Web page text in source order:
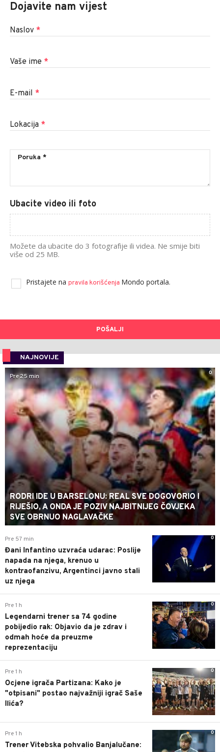
Dojavite nam vijest
Naslov *
Vaše ime *
E-mail *
Lokacija *
Ubacite video ili foto
Možete da ubacite do 3 fotografije ili videa. Ne smije biti
više od 25 MB.
Pristajete na pravila korišćenja Mondo portala.
POŠALJI
NAJNOVIJE
0
Pre 25 min
RODRI IDE U BARSELONU: REAL SVE DOGOVORIO I
RIJEŠIO, A ONDA JE POZIV NAJBITNIJEG ČOVJEKA
SVE OBRNUO NAGLAVAČKE
0
Pre 57 min
Đani Infantino uzvraća udarac: Poslije
napada na njega, krenuo u
kontraofanzivu, Argentinci javno stali
uz njega
0
Pre 1 h
Legendarni trener sa 74 godine
pobijedio rak: Objavio da je zdrav i
odmah hoće da preuzme
reprezentaciju
0
Pre 1 h
Ocjene igrača Partizana: Kako je
"otpisani" postao najvažniji igrač Saše
Ilića?
0
Pre 1 h
Trener Vitebska pohvalio Banjalučane: